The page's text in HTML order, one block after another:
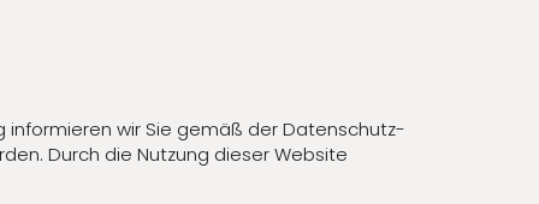
informieren wir Sie gemäß der Datenschutz-
Durch die Nutzung dieser Website